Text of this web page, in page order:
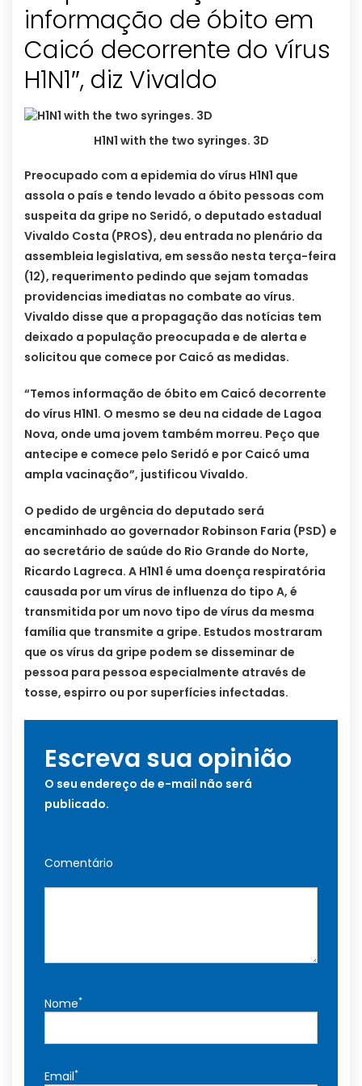
informação de óbito em
Caicó decorrente do vírus
H1N1″, diz Vivaldo
H1N1 with the two syringes. 3D
Preocupado com a epidemia do vírus H1N1 que
assola o país e tendo levado a óbito pessoas com
suspeita da gripe no Seridó, o deputado estadual
Vivaldo Costa (PROS), deu entrada no plenário da
assembleia legislativa, em sessão nesta terça-feira
(12), requerimento pedindo que sejam tomadas
providencias imediatas no combate ao vírus.
Vivaldo disse que a propagação das notícias tem
deixado a população preocupada e de alerta e
solicitou que comece por Caicó as medidas.
“Temos informação de óbito em Caicó decorrente
do vírus H1N1. O mesmo se deu na cidade de Lagoa
Nova, onde uma jovem também morreu. Peço que
antecipe e comece pelo Seridó e por Caicó uma
ampla vacinação”, justificou Vivaldo.
O pedido de urgência do deputado será
encaminhado ao governador Robinson Faria (PSD) e
ao secretário de saúde do Rio Grande do Norte,
Ricardo Lagreca. A H1N1 é uma doença respiratória
causada por um vírus de influenza do tipo A, é
transmitida por um novo tipo de vírus da mesma
família que transmite a gripe. Estudos mostraram
que os vírus da gripe podem se disseminar de
pessoa para pessoa especialmente através de
tosse, espirro ou por superfícies infectadas.
Escreva sua opinião
O seu endereço de e-mail não será
publicado.
Comentário
Nome*
Email*